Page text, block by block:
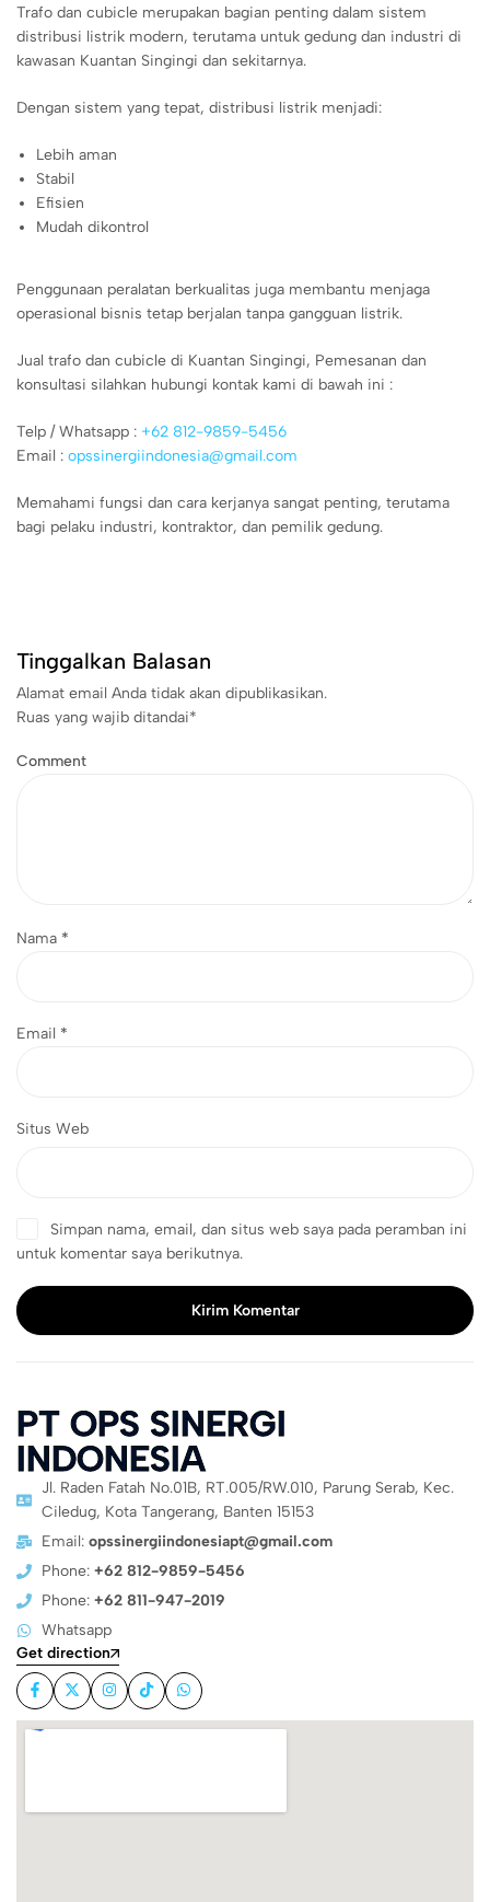
Trafo dan cubicle merupakan bagian penting dalam sistem
distribusi listrik modern, terutama untuk gedung dan industri di
kawasan Kuantan Singingi dan sekitarnya.
Dengan sistem yang tepat, distribusi listrik menjadi:
Lebih aman
Stabil
Efisien
Mudah dikontrol
Penggunaan peralatan berkualitas juga membantu menjaga
operasional bisnis tetap berjalan tanpa gangguan listrik.
Jual trafo dan cubicle di Kuantan Singingi, Pemesanan dan
konsultasi silahkan hubungi kontak kami di bawah ini :
Telp / Whatsapp : +62 812-9859-5456
Email : opssinergiindonesia@gmail.com
Memahami fungsi dan cara kerjanya sangat penting, terutama
bagi pelaku industri, kontraktor, dan pemilik gedung.
Tinggalkan Balasan
Alamat email Anda tidak akan dipublikasikan.
Ruas yang wajib ditandai*
Comment
Nama *
Email *
Situs Web
Simpan nama, email, dan situs web saya pada peramban ini
untuk komentar saya berikutnya.
Kirim Komentar
PT OPS SINERGI
INDONESIA
Jl. Raden Fatah No.01B, RT.005/RW.010, Parung Serab, Kec.
Ciledug, Kota Tangerang, Banten 15153
Email: opssinergiindonesiapt@gmail.com
Phone: +62 812-9859-5456
Phone: +62 811-947-2019
Whatsapp
Get direction